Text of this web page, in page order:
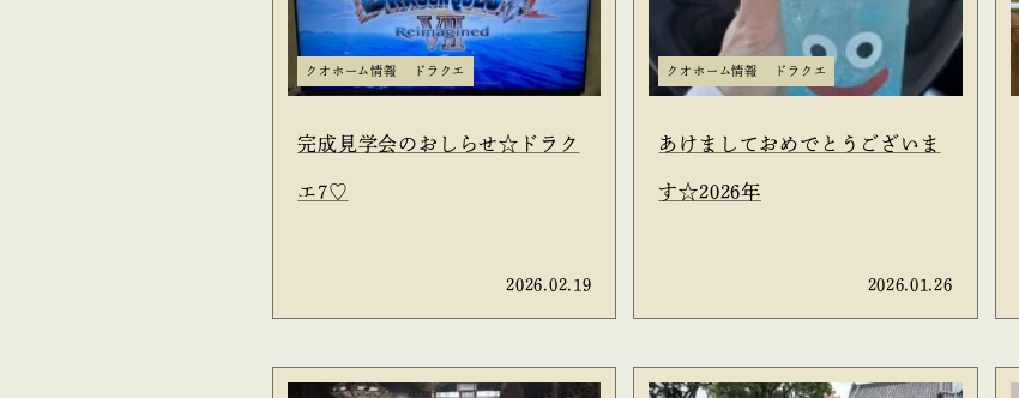
クオホーム情報 ドラクエ
完成見学会のおしらせ☆ドラク
エ7♡
2026.02.19
クオホーム情報 ドラクエ
あけましておめでとうございま
す☆2026年
2026.01.26